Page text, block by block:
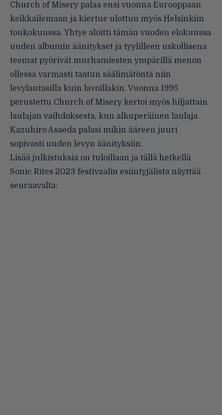
Church of Misery palaa ensi vuonna Eurooppaan
keikkailemaan ja kiertue ulottuu myös Helsinkiin
toukokuussa. Yhtye aloitti tämän vuoden elokuussa
uuden albumin äänitykset ja tyylilleen uskollisena
teemat pyörivät murhamiesten ympärillä menon
ollessa varmasti taatun säälimätöntä niin
levylautasilla kuin lavoillakin. Vuonna 1995
perustettu Church of Misery kertoi myös hiljattain
laulajan vaihdoksesta, kun alkuperäinen laulaja
Kazuhiro Asaeda palasi mikin ääreen juuri
sopivasti uuden levyn äänityksiin.
Lisää julkistuksia on tuloillaan ja tällä hetkellä
Sonic Rites 2023 festivaalin esiintyjälista näyttää
seuraavalta: